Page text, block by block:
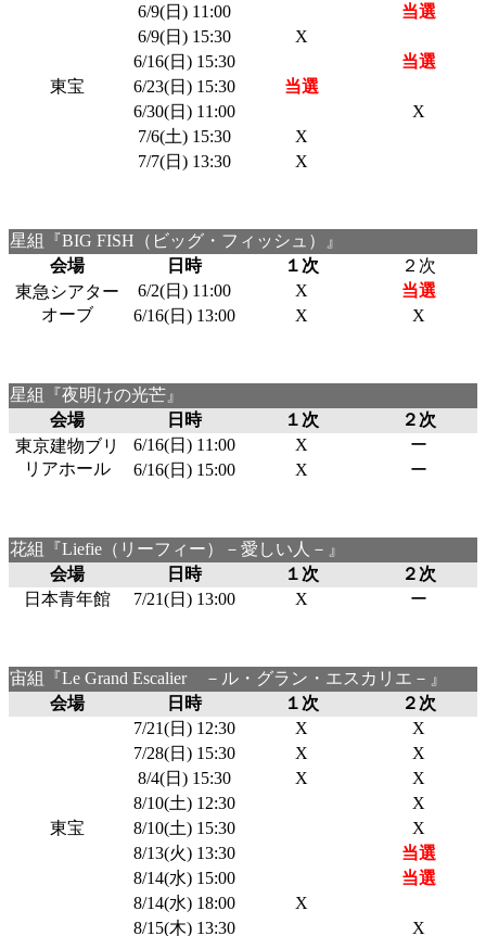
東宝
6/9(日) 11:00
当選
6/9(日) 15:30
X
6/16(日) 15:30
当選
6/23(日) 15:30
当選
6/30(日) 11:00
X
7/6(土) 15:30
X
7/7(日) 13:30
X
星組『BIG FISH（ビッグ・フィッシュ）』
会場
日時 １次
２次
東急シアター
オーブ
6/2(日) 11:00 X
当選
6/16(日) 13:00
X X
星組『夜明けの光芒』
会場
日時 １次
２次
東京建物ブリ
リアホール
6/16(日) 11:00 X
ー
6/16(日) 15:00
X ー
花組『Liefie（リーフィー）－愛しい人－』
会場
日時 １次
２次
日本青年館
7/21(日) 13:00 X ー
宙組『Le Grand Escalier －ル・グラン・エスカリエ－』
会場
日時 １次 ２次
東宝
7/21(日) 12:30 X
X
7/28(日) 15:30
X
X
8/4(日) 15:30
X
X
8/10(土) 12:30
X
8/10(土) 15:30
X
8/13(火) 13:30
当選
8/14(水) 15:00
当選
8/14(水) 18:00
X
8/15(木) 13:30
X